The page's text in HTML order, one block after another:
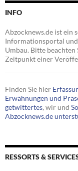
INFO
Abzocknews.de ist ein
Informationsportal
Umbau. Bitte beachten
Zeitpunkt einer
Finden Sie hier
Erwähnungen und
getwittertes, wir und
Abzocknews.de
RESSORTS &